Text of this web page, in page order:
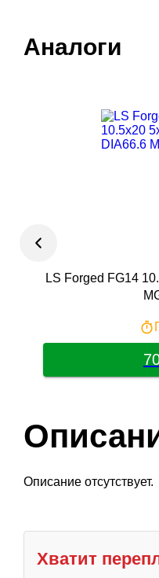
Аналоги
LS Forged FG14
Описание отсутствует.
Хватит